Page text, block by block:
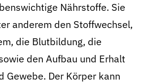
Nährstoffe. Sie
anderem den Stoffwechsel,
die Blutbildung, die
den Aufbau und Erhalt
Gewebe. Der Körper kann